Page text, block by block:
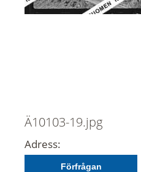
Ä10103-19.jpg
Adress:
Förfrågan